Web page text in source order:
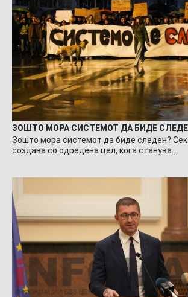
ЗОШТО МОРА СИСТЕМОТ ДА БИДЕ
Зошто мора системот да биде следен?
создава со одредена цел, кога станува…